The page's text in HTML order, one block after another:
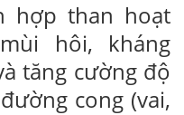
hợp than hoạt
hôi, kháng
tăng cường độ
cong (vai,